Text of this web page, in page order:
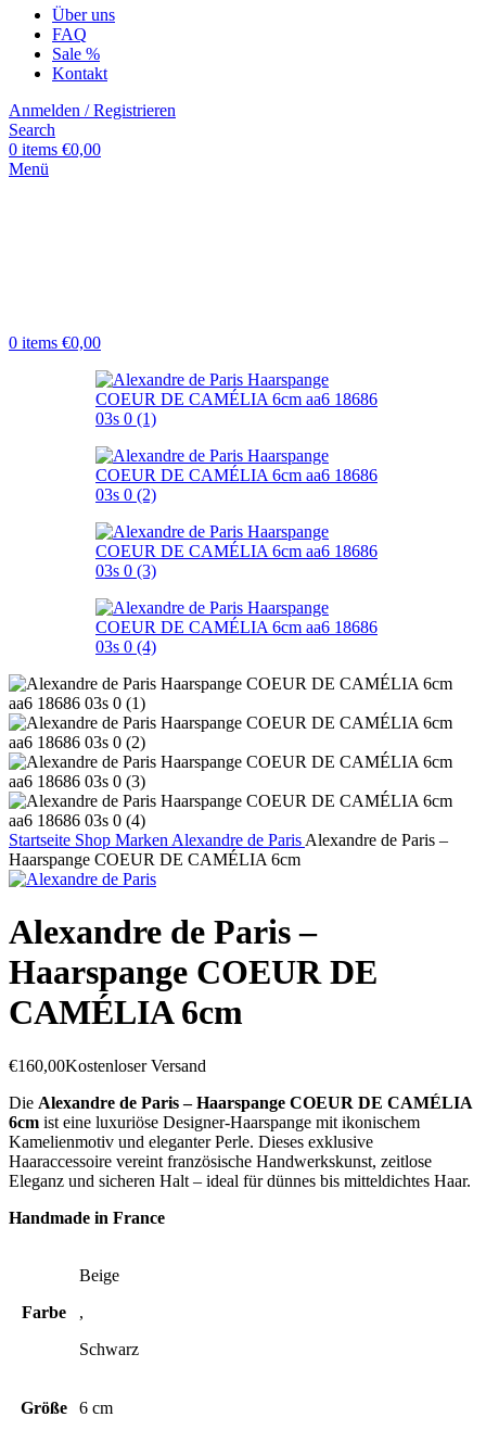
Über uns
FAQ
Sale %
Kontakt
Anmelden / Registrieren
Search
0 items €0,00
Menü
0 items €0,00
Startseite Shop Marken Alexandre de Paris Alexandre de Paris –
Haarspange COEUR DE CAMÉLIA 6cm
Alexandre de Paris –
Haarspange COEUR DE
CAMÉLIA 6cm
€160,00Kostenloser Versand
Die Alexandre de Paris – Haarspange COEUR DE CAMÉLIA
6cm ist eine luxuriöse Designer-Haarspange mit ikonischem
Kamelienmotiv und eleganter Perle. Dieses exklusive
Haaraccessoire vereint französische Handwerkskunst, zeitlose
Eleganz und sicheren Halt – ideal für dünnes bis mitteldichtes Haar.
Handmade in France
Farbe
Beige
,
Schwarz
Größe 6 cm